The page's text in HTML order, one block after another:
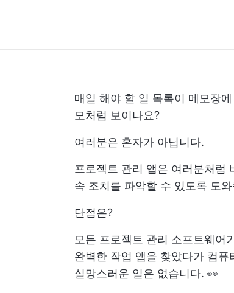
매일 해야 할 일 목록이 메모장
모처럼 보이나요?
여러분은 혼자가 아닙니다.
프로젝트 관리 앱은 여러분처럼
속 조치를 파악할 수 있도록 도
단점은?
모든 프로젝트 관리 소프트웨어
완벽한 작업 앱을 찾았다가 컴
실망스러운 일은 없습니다. 👀